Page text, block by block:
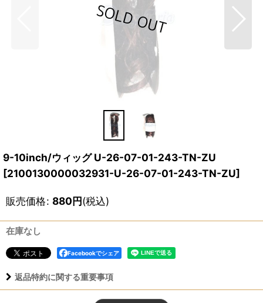
9-10inch/ウィッグ U-26-07-01-243-TN-ZU
[2100130000032931-U-26-07-01-243-TN-ZU]
販売価格: 880円(税込)
在庫なし
Facebookでシェア
返品特約に関する重要事項